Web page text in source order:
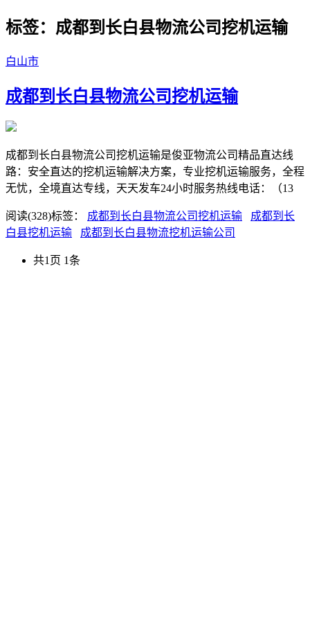
标签：成都到长白县物流公司挖机运输
白山市
成都到长白县物流公司挖机运输
成都到长白县物流公司挖机运输是俊亚物流公司精品直达线
路：安全直达的挖机运输解决方案，专业挖机运输服务，全程
无忧，全境直达专线，天天发车24小时服务热线电话：（13
阅读(328)标签： 成都到长白县物流公司挖机运输
成都到长
白县挖机运输
成都到长白县物流挖机运输公司
共1页 1条